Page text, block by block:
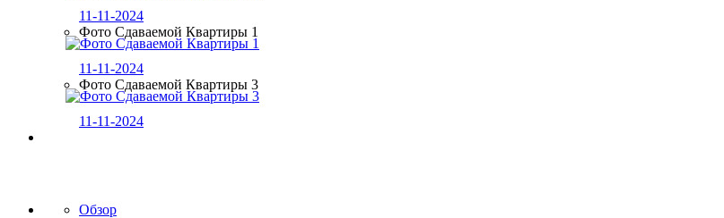
11-11-2024
Фото Сдаваемой Квартиры 1
11-11-2024
Фото Сдаваемой Квартиры 3
11-11-2024
Обзор